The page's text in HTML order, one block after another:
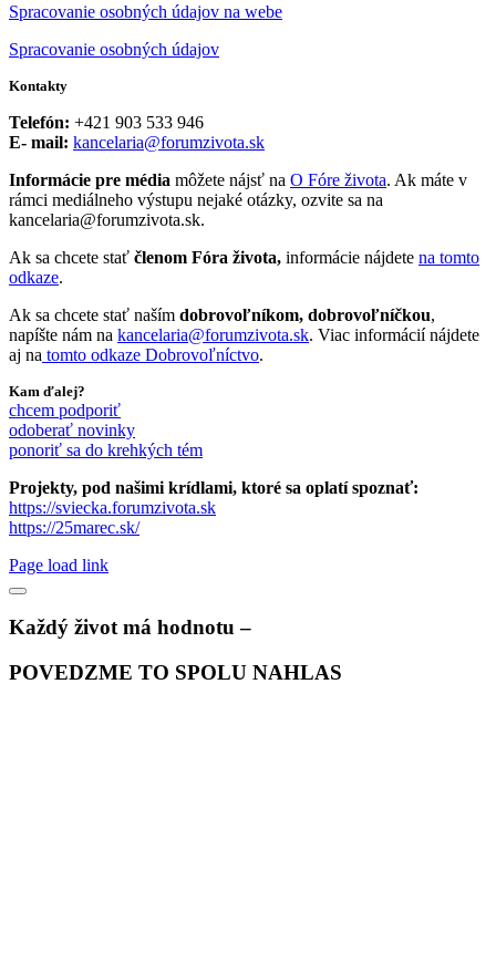
Spracovanie osobných údajov na webe
Spracovanie osobných údajov
Kontakty
Telefón: +421 903 533 946
E- mail: kancelaria@forumzivota.sk
Informácie pre média môžete nájsť na O Fóre života. Ak máte v
rámci mediálneho výstupu nejaké otázky, ozvite sa na
kancelaria@forumzivota.sk.
Ak sa chcete stať členom Fóra života, informácie nájdete na tomto
odkaze.
Ak sa chcete stať naším dobrovoľníkom, dobrovoľníčkou,
napíšte nám na kancelaria@forumzivota.sk. Viac informácií nájdete
aj na tomto odkaze Dobrovoľníctvo.
Kam ďalej?
chcem podporiť
odoberať novinky
ponoriť sa do krehkých tém
Projekty, pod našimi krídlami, ktoré sa oplatí spoznať:
https://sviecka.forumzivota.sk
https://25marec.sk/
Page load link
Každý život má hodnotu –
POVEDZME TO SPOLU NAHLAS